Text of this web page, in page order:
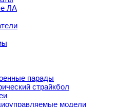
ЛА
парады
страйкбол
модели